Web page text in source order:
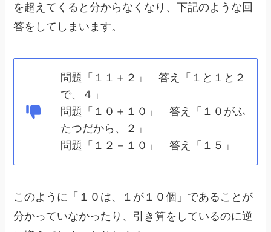
を超えてくると分からなくなり、下記のような回
答をしてしまいます。
問題「１１＋２」 答え「１と１と２
で、４」
問題「１０＋１０」 答え「１０がふ
たつだから、２」
問題「１２－１０」 答え「１５」
このように「１０は、１が１０個」であることが
分かっていなかったり、引き算をしているのに逆